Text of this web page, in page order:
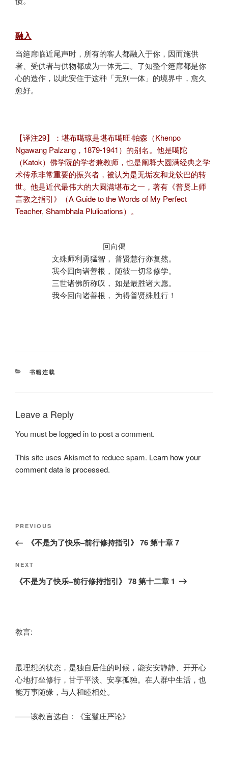
融入
当筵席临近尾声时，所有的客人都融入于你，因而施供
者、受供者与供物都成为一体无二。了知整个筵席都是你
心的造作，以此安住于这种「无别一体」的境界中，愈久
愈好。
【译注29】：堪布噶琼是堪布噶旺·帕森（Khenpo
Ngawang Palzang，1879-1941）的别名。他是噶陀
（Katok）佛学院的学者兼教师，也是阐释大圆满经典之学
术传承非常重要的振兴者，被认为是无垢友和龙钦巴的转
世。他是近代最伟大的大圆满堪布之一，著有《普贤上师
言教之指引》（A Guide to the Words of My Perfect
Teacher, Shambhala Plulications）。
回向偈
文殊师利勇猛智， 普贤慧行亦复然。
我今回向诸善根， 随彼一切常修学。
三世诸佛所称叹， 如是最胜诸大愿。
我今回向诸善根， 为得普贤殊胜行！
CATEGORIES
书籍连载
Leave a Reply
You must be logged into post a comment.
This site uses Akismet to reduce spam. Learn how your
comment data is processed.
Post
Previous
Post
PREVIOUS
《不是为了快乐–前行修持指引》 76 第十章 7
Next
Post
NEXT
《不是为了快乐–前行修持指引》 78 第十二章 1
教言:
最理想的状态，是独自居住的时候，能安安静静、开开心
心地打坐修行，甘于平淡、安享孤独。在人群中生活，也
能万事随缘，与人和睦相处。
——该教言选自：《宝鬘庄严论》